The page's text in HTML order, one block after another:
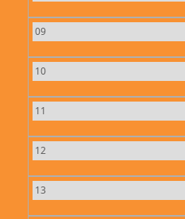
09
10
11
12
13